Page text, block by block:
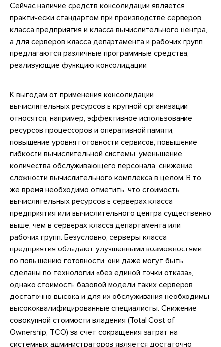
Сейчас наличие средств консолидации является
практически стандартом при производстве серверов
класса предприятия и класса вычислительного центра,
а для серверов класса департамента и рабочих групп
предлагаются различные программные средства,
реализующие функцию консолидации.
К выгодам от применения консолидации
вычислительных ресурсов в крупной организации
относятся, например, эффективное использование
ресурсов процессоров и оперативной памяти,
повышение уровня готовности сервисов, повышение
гибкости вычислительной системы, уменьшение
количества обслуживающего персонала, снижение
сложности вычислительного комплекса в целом. В то
же время необходимо отметить, что стоимость
вычислительных ресурсов в серверах класса
предприятия или вычислительного центра существенно
выше, чем в серверах класса департамента или
рабочих групп. Безусловно, серверы класса
предприятия обладают улучшенными возможностями
по повышению готовности, они даже могут быть
сделаны по технологии «без единой точки отказа»,
однако стоимость базовой модели таких серверов
достаточно высока и для их обслуживания необходимы
высококвалифицированные специалисты. Снижение
совокупной стоимости владения (Total Cost of
Ownership, TCO) за счет сокращения затрат на
системных администраторов является достаточно